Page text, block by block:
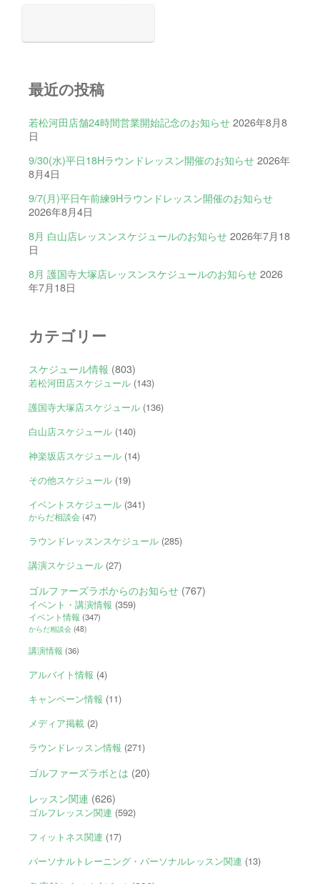
最近の投稿
若松河田店舗24時間営業開始記念のお知らせ 2026年8月8
日
9/30(水)平日18Hラウンドレッスン開催のお知らせ 2026年
8月4日
9/7(月)平日午前練9Hラウンドレッスン開催のお知らせ
2026年8月4日
8月 白山店レッスンスケジュールのお知らせ 2026年7月18
日
8月 護国寺大塚店レッスンスケジュールのお知らせ 2026
年7月18日
カテゴリー
スケジュール情報 (803)
若松河田店スケジュール(143)
護国寺大塚店スケジュール(136)
白山店スケジュール(140)
神楽坂店スケジュール(14)
その他スケジュール(19)
イベントスケジュール(341)
からだ相談会(47)
ラウンドレッスンスケジュール(285)
講演スケジュール(27)
ゴルファーズラボからのお知らせ(767)
イベント・講演情報 (359)
イベント情報 (347)
からだ相談会(48)
講演情報 (36)
アルバイト情報 (4)
キャンペーン情報 (11)
メディア掲載(2)
ラウンドレッスン情報 (271)
ゴルファーズラボとは (20)
レッスン関連 (626)
ゴルフレッスン関連 (592)
フィットネス関連 (17)
パーソナルトレーニング・パーソナルレッスン関連 (13)